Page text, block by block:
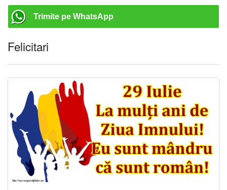
Trimite pe WhatsApp
Felicitari